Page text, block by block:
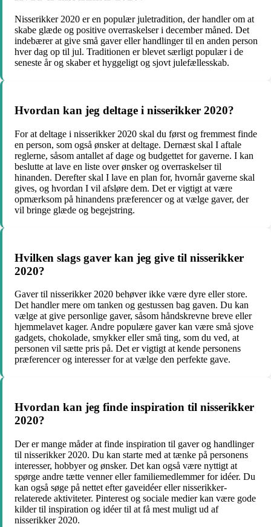
Nisserikker 2020 er en populær juletradition, der handler om at
skabe glæde og positive overraskelser i december måned. Det
indebærer at give små gaver eller handlinger til en anden person
hver dag op til jul. Traditionen er blevet særligt populær i de
seneste år og skaber et hyggeligt og sjovt julefællesskab.
Hvordan kan jeg deltage i nisserikker 2020?
For at deltage i nisserikker 2020 skal du først og fremmest finde
en person, som også ønsker at deltage. Dernæst skal I aftale
reglerne, såsom antallet af dage og budgettet for gaverne. I kan
beslutte at lave en liste over ønsker og overraskelser til
hinanden. Derefter skal I lave en plan for, hvornår gaverne skal
gives, og hvordan I vil afsløre dem. Det er vigtigt at være
opmærksom på hinandens præferencer og at vælge gaver, der
vil bringe glæde og begejstring.
Hvilken slags gaver kan jeg give til nisserikker
2020?
Gaver til nisserikker 2020 behøver ikke være dyre eller store.
Det handler mere om tanken og gestussen bag gaven. Du kan
vælge at give personlige gaver, såsom håndskrevne breve eller
hjemmelavet kager. Andre populære gaver kan være små sjove
gadgets, chokolade, smykker eller små ting, som du ved, at
personen vil sætte pris på. Det er vigtigt at kende personens
præferencer og interesser for at vælge den perfekte gave.
Hvordan kan jeg finde inspiration til nisserikker
2020?
Der er mange måder at finde inspiration til gaver og handlinger
til nisserikker 2020. Du kan starte med at tænke på personens
interesser, hobbyer og ønsker. Det kan også være nyttigt at
spørge andre tætte venner eller familiemedlemmer for idéer. Du
kan også søge på nettet efter gaveidéer eller nisserikker-
relaterede aktiviteter. Pinterest og sociale medier kan være gode
kilder til inspiration og idéer til at få mest muligt ud af
nisserikker 2020.